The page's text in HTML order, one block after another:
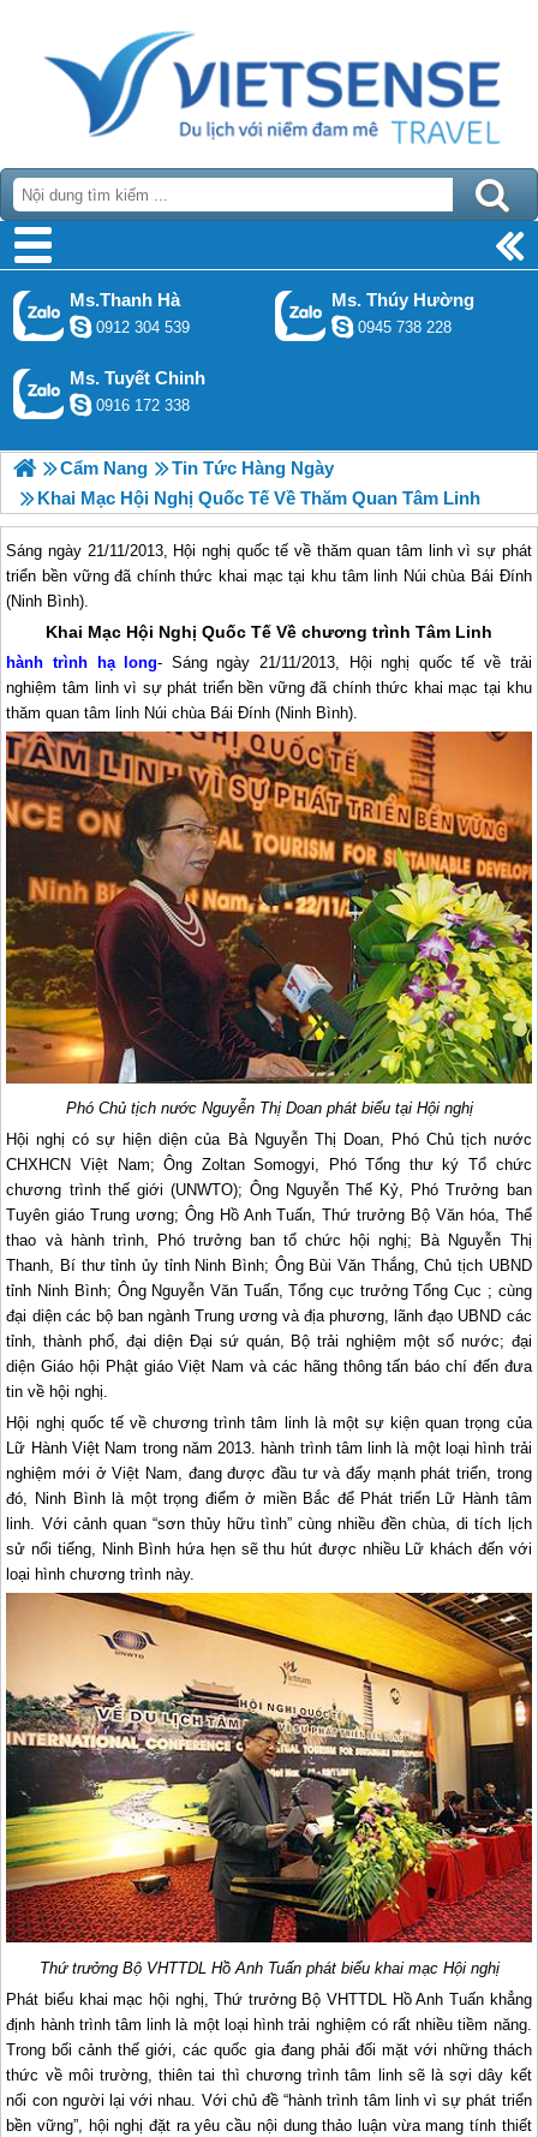
Ms.Thanh Hà
0912 304 539
Ms. Thúy Hường
0945 738 228
Ms. Tuyết Chinh
0916 172 338
Cẩm Nang
Tin Tức Hàng Ngày
Khai Mạc Hội Nghị Quốc Tế Về Thăm Quan Tâm Linh
Sáng ngày 21/11/2013, Hội nghị quốc tế về thăm quan tâm linh vì sự phát
triển bền vững đã chính thức khai mạc tại khu tâm linh Núi chùa Bái Đính
(Ninh Bình).
Khai Mạc Hội Nghị Quốc Tế Về chương trình Tâm Linh
hành trình hạ long- Sáng ngày 21/11/2013, Hội nghị quốc tế về trải
nghiệm tâm linh vì sự phát triển bền vững đã chính thức khai mạc tại khu
thăm quan tâm linh Núi chùa Bái Đính (Ninh Bình).
Phó Chủ tịch nước Nguyễn Thị Doan phát biểu tại Hội nghị
Hội nghị có sự hiện diện của Bà Nguyễn Thị Doan, Phó Chủ tịch nước
CHXHCN Việt Nam; Ông Zoltan Somogyi, Phó Tổng thư ký Tổ chức
chương trình thế giới (UNWTO); Ông Nguyễn Thế Kỷ, Phó Trưởng ban
Tuyên giáo Trung ương; Ông Hồ Anh Tuấn, Thứ trưởng Bộ Văn hóa, Thể
thao và hành trình, Phó trưởng ban tổ chức hội nghị; Bà Nguyễn Thị
Thanh, Bí thư tỉnh ủy tỉnh Ninh Bình; Ông Bùi Văn Thắng, Chủ tịch UBND
tỉnh Ninh Bình; Ông Nguyễn Văn Tuấn, Tổng cục trưởng Tổng Cục ; cùng
đại diện các bộ ban ngành Trung ương và địa phương, lãnh đạo UBND các
tỉnh, thành phố, đại diện Đại sứ quán, Bộ trải nghiệm một số nước; đại
diện Giáo hội Phật giáo Việt Nam và các hãng thông tấn báo chí đến đưa
tin về hội nghị.
Hội nghị quốc tế về chương trình tâm linh là một sự kiện quan trọng của
Lữ Hành Việt Nam trong năm 2013. hành trình tâm linh là một loại hình trải
nghiệm mới ở Việt Nam, đang được đầu tư và đẩy mạnh phát triển, trong
đó, Ninh Bình là một trọng điểm ở miền Bắc để Phát triển Lữ Hành tâm
linh. Với cảnh quan “sơn thủy hữu tình” cùng nhiều đền chùa, di tích lịch
sử nổi tiếng, Ninh Bình hứa hẹn sẽ thu hút được nhiều Lữ khách đến với
loại hình chương trình này.
Thứ trưởng Bộ VHTTDL Hồ Anh Tuấn phát biểu khai mạc Hội nghị
Phát biểu khai mạc hội nghị, Thứ trưởng Bộ VHTTDL Hồ Anh Tuấn khẳng
định hành trình tâm linh là một loại hình trải nghiệm có rất nhiều tiềm năng.
Trong bối cảnh thế giới, các quốc gia đang phải đối mặt với những thách
thức về môi trường, thiên tai thì chương trình tâm linh sẽ là sợi dây kết
nối con người lại với nhau. Với chủ đề “hành trình tâm linh vì sự phát triển
bền vững”, hội nghị đặt ra yêu cầu nội dung thảo luận vừa mang tính thiết